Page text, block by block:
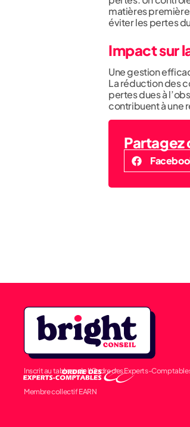
matières
éviter les pertes
Impact sur
Une gestion
La réduction des
pertes dues à
contribuent à une
Partagez
Inscrit au tableau de l’Ordre des Experts-
Membre collectif EARN